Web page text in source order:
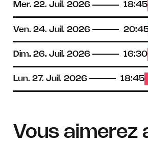
Mer. 22. Juil. 2026 18:45
Ven. 24. Juil. 2026
Dim. 26. Juil. 2026 16:30
Lun. 27. Juil. 2026 18:45
Vous aimerez